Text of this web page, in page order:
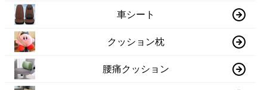
車シート
クッション枕
腰痛クッション